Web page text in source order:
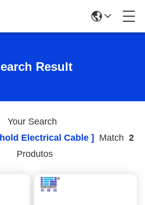
Result
Your Search
Electrical Cable ]
Match 2
Produtos